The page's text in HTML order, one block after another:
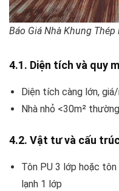
Báo Giá Nhà Khung Thép
4.1. Diện tích và quy
Diện tích càng lớn,
Nhà nhỏ <30m²
4.2. Vật tư và cấu
Tôn PU 3 lớp hoặc
lạnh 1 lớp